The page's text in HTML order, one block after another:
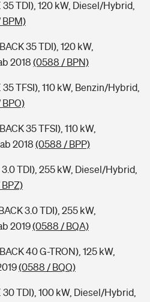
TDI), 120 kW, Diesel/Hybrid,
35 TDI), 120 kW,
2018 (0588 / BPN)
TFSI), 110 kW, Benzin/Hybrid,
35 TFSI), 110 kW,
2018 (0588 / BPP)
TDI), 255 kW, Diesel/Hybrid,
3.0 TDI), 255 kW,
2019(0588 / BQA)
40 G-TRON), 125 kW,
(0588 / BQQ)
TDI), 100 kW, Diesel/Hybrid,